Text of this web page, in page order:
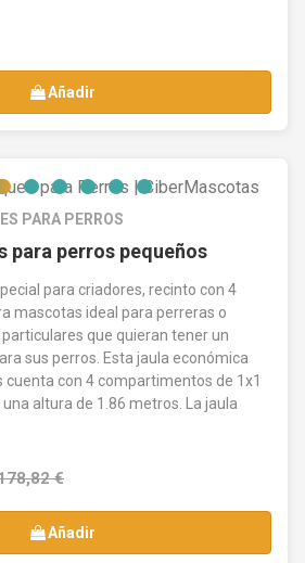
Añadir
PARA PERROS
para perros pequeños
para criadores, recinto con 4
mascotas ideal para perreras o
que quieran tener un
sus perros. Esta jaula económica
cuenta con 4 compartimentos de 1x1
altura de 1.86 metros. La jaula
€
Añadir